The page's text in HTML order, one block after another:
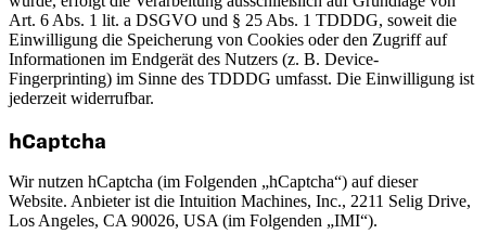
Art. 6 Abs. 1 lit. a DSGVO und § 25 Abs. 1 TDDDG, soweit die
Einwilligung die Speicherung von Cookies oder den Zugriff auf
Informationen im Endgerät des Nutzers (z. B. Device-
Fingerprinting) im Sinne des TDDDG umfasst. Die Einwilligung ist
jederzeit widerrufbar.
hCaptcha
Wir nutzen hCaptcha (im Folgenden „hCaptcha“) auf dieser
Website. Anbieter ist die Intuition Machines, Inc., 2211 Selig Drive,
Los Angeles, CA 90026, USA (im Folgenden „IMI“).